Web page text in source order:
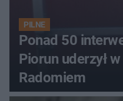
PILNE
Ponad 50
Piorun uderzył
Radomiem